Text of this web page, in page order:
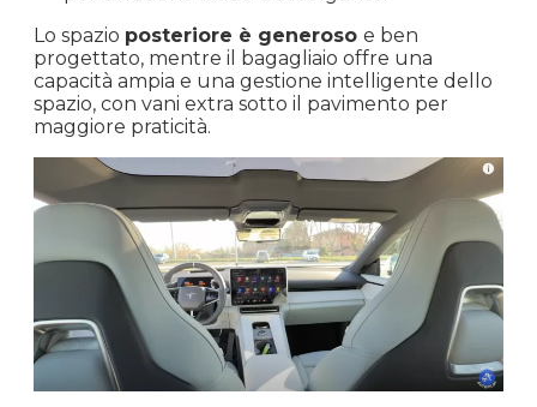
Lo spazio posteriore è generoso e ben
progettato, mentre il bagagliaio offre una
capacità ampia e una gestione intelligente dello
spazio, con vani extra sotto il pavimento per
maggiore praticità.